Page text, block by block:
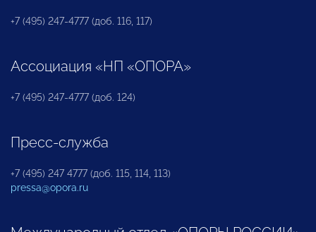
+7 (495) 247-4777 (доб. 116, 117)
Ассоциация «НП «ОПОРА»
+7 (495) 247-4777 (доб. 124)
Пресс-служба
+7 (495) 247 4777 (доб. 115, 114, 113)
pressa@opora.ru